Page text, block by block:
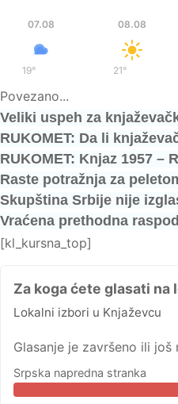
07.08
19°/
08.08
21°/
Povezano...
Veliki uspeh za
RUKOMET: Da li
RUKOMET: Knjaz 1957 –
Raste potražnja za
Skupština Srbije nije
Vraćena prethodna
[kl_kursna_top]
Za koga ćete glasati na
Lokalni izbori u Knjaževcu
Glasanje je završeno ili još
Srpska napredna stranka